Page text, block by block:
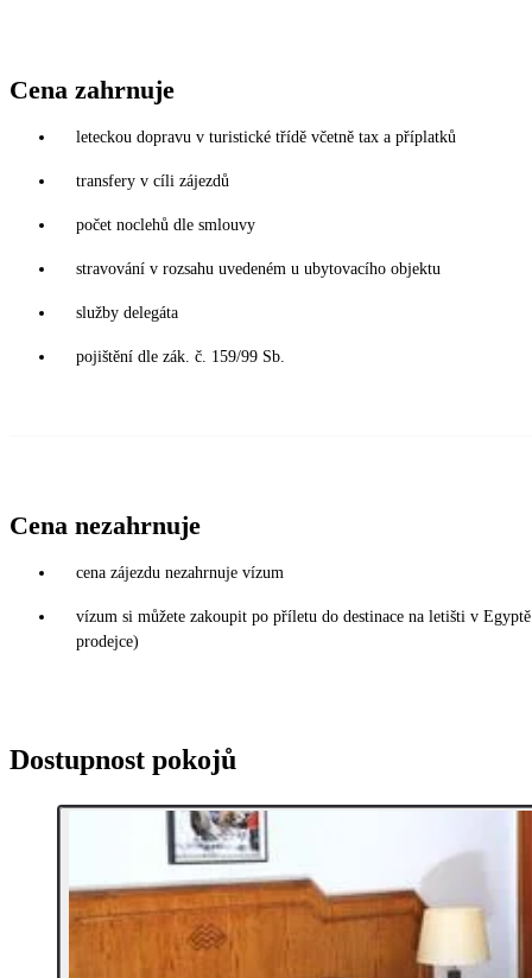
Cena zahrnuje
leteckou dopravu v turistické třídě včetně tax a příplatků
transfery v cíli zájezdů
počet noclehů dle smlouvy
stravování v rozsahu uvedeném u ubytovacího objektu
služby delegáta
pojištění dle zák. č. 159/99 Sb.
Cena nezahrnuje
cena zájezdu nezahrnuje vízum
vízum si můžete zakoupit po příletu do destinace na letišti v
prodejce)
Dostupnost pokojů